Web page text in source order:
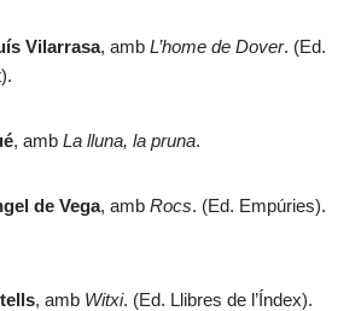
Vilarrasa, amb L’home de Dover. (Ed.
, amb La lluna, la pruna.
de Vega, amb Rocs. (Ed. Empúries).
, amb Witxi. (Ed. Llibres de l’Índex).